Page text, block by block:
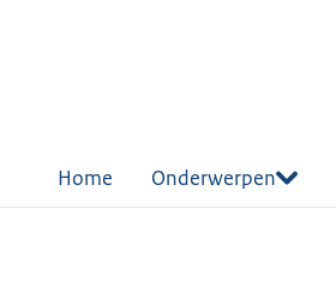
Home Onderwerpen